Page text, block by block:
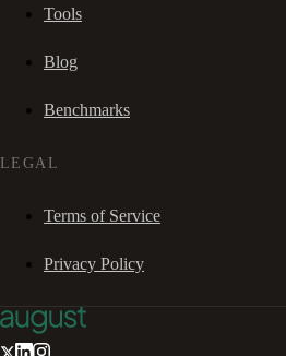
Tools
Blog
Benchmarks
LEGAL
Terms of Service
Privacy Policy